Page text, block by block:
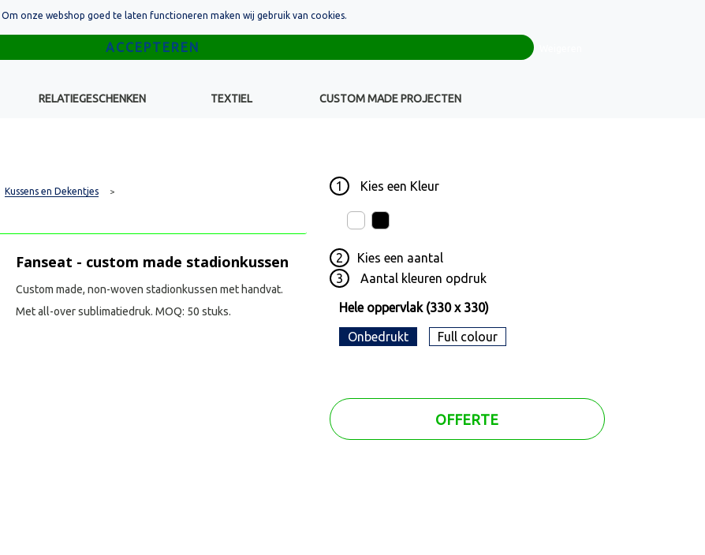
+32(0)16 43 54 19
RELATIEGESCHENKEN TEXTIEL CUSTOM MADE PROJECTEN
Kussens en Dekentjes > 1 Kies een Kleur
2 Kies een aantal
3
Aantal kleuren opdruk
Hele oppervlak (330 x 330)
Onbedrukt Full colour
OFFERTE
Fanseat - custom made stadionkussen
Custom made, non-woven stadionkussen met handvat.
Met all-over sublimatiedruk. MOQ: 50 stuks.
Om onze webshop goed te laten functioneren maken wij gebruik van cookies.